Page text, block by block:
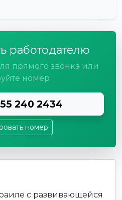
работодателю
прямого звонка или
номер
240 2434
номер
с развивающейся